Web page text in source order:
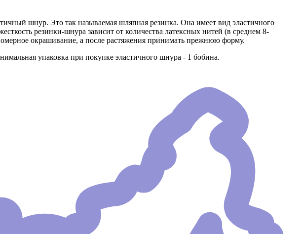
шнур. Это так называемая шляпная резинка. Она имеет вид эластичного
резинки-шнура зависит от количества латексных нитей (в среднем 8-
окрашивание, а после растяжения принимать прежнюю форму.
упаковка при покупке эластичного шнура - 1 бобина.